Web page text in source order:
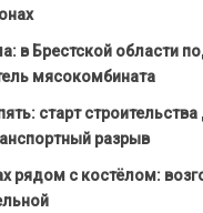
в Брестской области
мясокомбината
старт
разрыв
рядом с костёлом: